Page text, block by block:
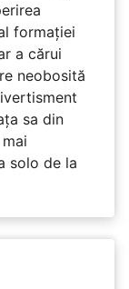
formației
a cărui
neobosită
sa din
solo de la